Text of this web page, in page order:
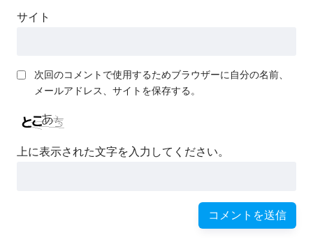
サイト
次回のコメントで使用するためブラウザーに自分の名前、
メールアドレス、サイトを保存する。
上に表示された文字を入力してください。